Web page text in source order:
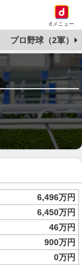
dメニュー
プロ野球（2軍）
6,496万円
6,450万円
46万円
900万円
0万円